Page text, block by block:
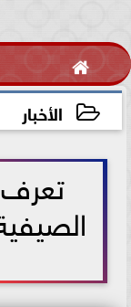

الأخبار